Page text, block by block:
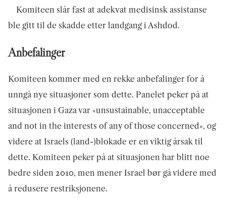
Komiteen slår fast at adekvat medisinsk assistanse
ble gitt til de skadde etter landgang i Ashdod.
Anbefalinger
Komiteen kommer med en rekke anbefalinger for å
unngå nye situasjoner som dette. Panelet peker på at
situasjonen i Gaza var «unsustainable, unacceptable
and not in the interests of any of those concerned», og
videre at Israels (land-)blokade er en viktig årsak til
dette. Komiteen peker på at situasjonen har blitt noe
bedre siden 2010, men mener Israel bør gå videre med
å redusere restriksjonene.